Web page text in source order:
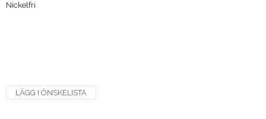
Nickelfri
LÄGG I ÖNSKELISTA